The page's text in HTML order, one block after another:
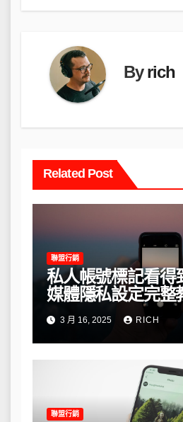
覽
Byrich
Related Post
聯盟行銷
私人帳號標記看得
媒體隱私設定完整
3 月 16, 2025 RICH
聯盟行銷